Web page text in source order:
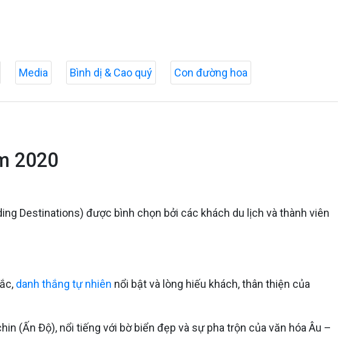
Media Bình dị & Cao quý Con đường hoa
2020
Destinations) được bình chọn bởi các khách du lịch và thành viên
danh thắng tự nhiên nổi bật và lòng hiếu khách, thân thiện của
(Ấn Độ), nổi tiếng với bờ biển đẹp và sự pha trộn của văn hóa Âu –